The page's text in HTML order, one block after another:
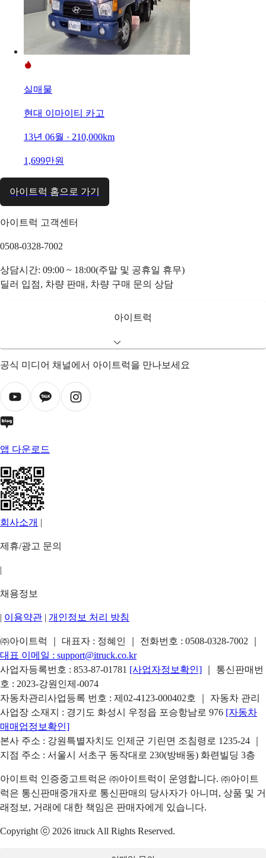
실매물
현대 이마이티 카고
13년 06월 · 210,000km
1,699만원
아이트럭 홈으로 가기
아이트럭 고객센터
0508-0328-7002
상담시간: 09:00 ~ 18:00(주말 및 공휴일 휴무)
딜러 입점, 차량 판매, 차량 구매 문의 상담
아이트럭
공식 미디어 채널에서 아이트럭을 만나보세요
앱 다운로드
회사소개 |
제휴/광고 문의
|
채용정보
| 이용약관 | 개인정보 처리 방침
㈜아이트럭 ｜ 대표자 : 정혜인 ｜ 전화번호 : 0508-0328-7002
대표 이메일 : support@itruck.co.kr
사업자등록번호 : 853-87-01781 [사업자정보확인]
｜ 통신판매번
호 : 2023-강원인제-0074
자동차관리사업등록 번호 : 제02-4123-000402호 ｜ 자동차 관리
사업장 소재지 : 경기도 화성시 우정읍 포승항남로 976 [자동차
매매업정보확인]
본사 주소 : 강원특별자치도 인제군 기린면 조침령로 1235-24 ｜
지점 주소 : 서울시 서초구 동작대로 230(방배동) 화련빌딩 3층
아이트럭 인증중고트럭은 ㈜아이트럭이 운영합니다. ㈜아이트
럭은 통신판매중개자로 통신판매의 당사자가 아니며, 상품 및 거
래정보, 거래에 대한 책임은 판매자에게 있습니다.
Copyright ⓒ 2026 itruck All Rights Reserved.